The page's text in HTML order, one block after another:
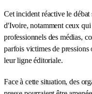
Cet incident réactive le
d'Ivoire, notamment ceux qui
professionnels des médias,
parfois victimes de
leur ligne éditoriale.
Face à cette situation, des